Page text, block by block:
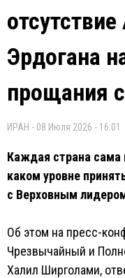
Эрдогана
прощания
ИРАН - 08 Июля 2026 -
Каждая страна сама
каком уровне
с Верховным
Об этом на пресс-
Чрезвычайный и
Халил Ширголами,